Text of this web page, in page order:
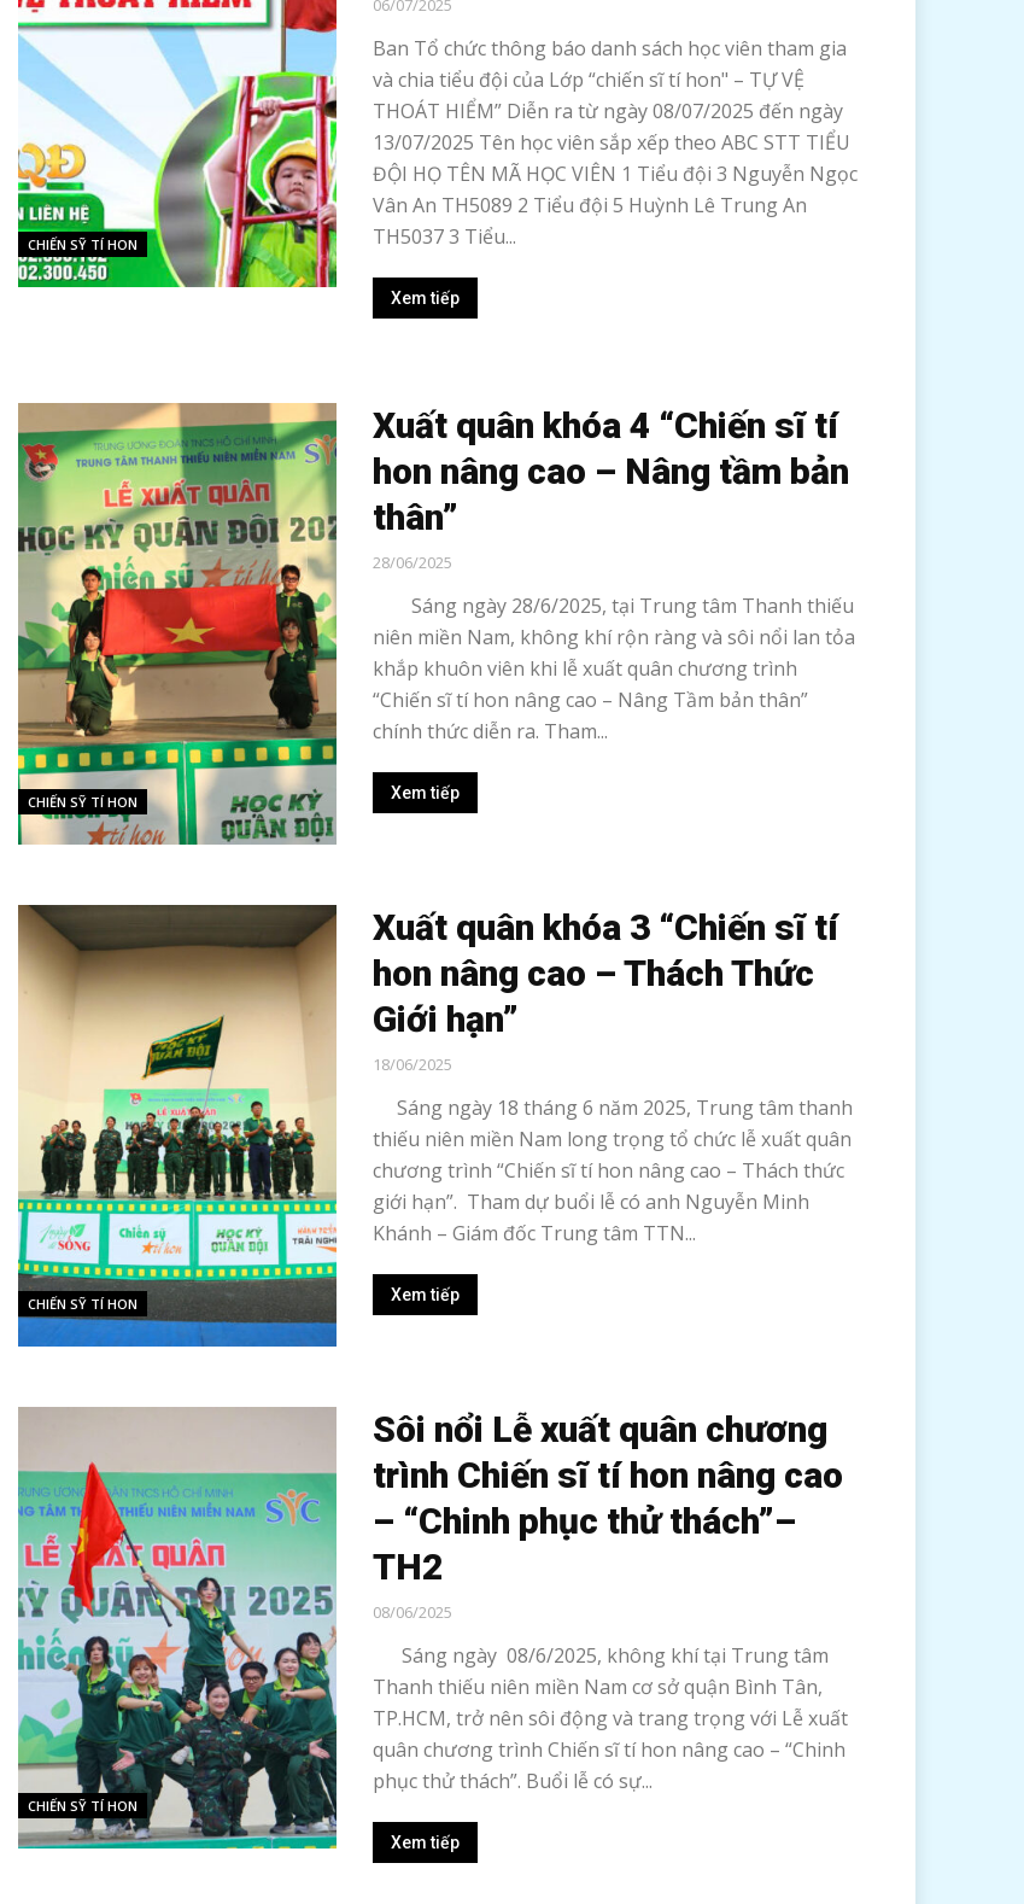
CHIẾN SỸ TÍ HON
06/07/2025
Ban Tổ chức thông báo danh sách học viên tham gia
và chia tiểu đội của Lớp “chiến sĩ tí hon" – TỰ VỆ
THOÁT HIỂM” Diễn ra từ ngày 08/07/2025 đến ngày
13/07/2025 Tên học viên sắp xếp theo ABC STT TIỂU
ĐỘI HỌ TÊN MÃ HỌC VIÊN 1 Tiểu đội 3 Nguyễn Ngọc
Vân An TH5089 2 Tiểu đội 5 Huỳnh Lê Trung An
TH5037 3 Tiểu...
Xem tiếp
CHIẾN SỸ TÍ HON
Xuất quân khóa 4 “Chiến sĩ tí
hon nâng cao – Nâng tầm bản
thân”
28/06/2025
Sáng ngày 28/6/2025, tại Trung tâm Thanh thiếu
niên miền Nam, không khí rộn ràng và sôi nổi lan tỏa
khắp khuôn viên khi lễ xuất quân chương trình
“Chiến sĩ tí hon nâng cao – Nâng Tầm bản thân”
chính thức diễn ra. Tham...
Xem tiếp
CHIẾN SỸ TÍ HON
Xuất quân khóa 3 “Chiến sĩ tí
hon nâng cao – Thách Thức
Giới hạn”
18/06/2025
Sáng ngày 18 tháng 6 năm 2025, Trung tâm thanh
thiếu niên miền Nam long trọng tổ chức lễ xuất quân
chương trình “Chiến sĩ tí hon nâng cao – Thách thức
giới hạn”. Tham dự buổi lễ có anh Nguyễn Minh
Khánh – Giám đốc Trung tâm TTN...
Xem tiếp
CHIẾN SỸ TÍ HON
Sôi nổi Lễ xuất quân chương
trình Chiến sĩ tí hon nâng cao
– “Chinh phục thử thách”–
TH2
08/06/2025
Sáng ngày 08/6/2025, không khí tại Trung tâm
Thanh thiếu niên miền Nam cơ sở quận Bình Tân,
TP.HCM, trở nên sôi động và trang trọng với Lễ xuất
quân chương trình Chiến sĩ tí hon nâng cao – “Chinh
phục thử thách”. Buổi lễ có sự...
Xem tiếp